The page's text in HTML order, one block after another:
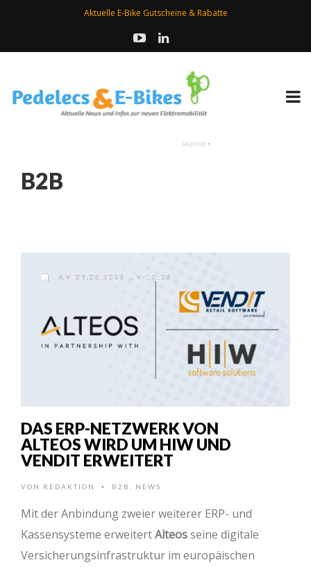
Aktuelle E-Bike Gutscheine & Rabatte
B2B
AM 09.06.2026 UM 13:06
DAS ERP-NETZWERK VON
ALTEOS WIRD UM HIW UND
VENDIT ERWEITERT
VON REDAKTION • B2B NEWS
Mit der Anbindung zweier weiterer ERP- und
Kassensysteme erweitertAlteosseine digitale
Versicherungsinfrastruktur im europäischen